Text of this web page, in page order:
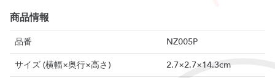
商品情報
品番
NZ005P
サイズ (横幅×奥行×高さ)
2.7×2.7×14.3cm